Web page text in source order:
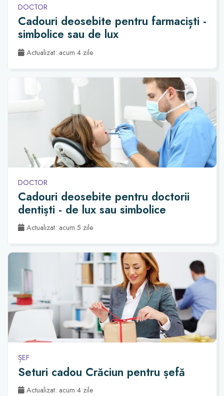
DOCTOR
Cadouri deosebite pentru farmaciști -
simbolice sau de lux
Actualizat: acum 4 zile
DOCTOR
Cadouri deosebite pentru doctorii
dentiști - de lux sau simbolice
Actualizat: acum 5 zile
ȘEF
Seturi cadou Crăciun pentru șefă
Actualizat: acum 4 zile